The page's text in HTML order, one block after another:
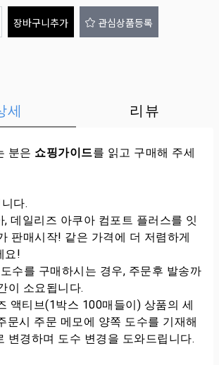
장바구니추가 관심상품등록
세 리뷰
분은 쇼핑가이드를 읽고 구매해 주세
다.
, 데일리즈 아쿠아 컴포트 플러스를 잇
판매시작! 같은 가격에 더 저렴하게
요!
수를 구매하시는 경우, 주문후 발송까
이 소요됩니다.
액티브(1박스 100매들이) 상품의 세
문시 주문 메모에 양쪽 도수를 기재해
변경하며 도수 변경을 도와드립니다.